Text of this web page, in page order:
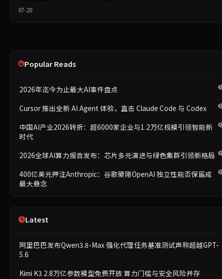
07-20
Popular Reads
2026年迄今为止最大AI事件盘点
Cursor 推出全新 AI Agent 体验，直击 Claude Code 与 Codex
中国AI产业2026转折：超6000家企业与1.2万亿规模引领智能新
时代
2026全球AI算力报告发布：芯片多元演进与绿色集群引领新格局
400亿美元押注Anthropic：谷歌硬刚OpenAI 独立性能否保留成
最大悬念
Latest
阿里巴巴发布Qwen3.8-Max 强化代理任务基准测试声称超越GPT-
5.6
Kimi K3 2.8万亿参数模型免费开放 算力门槛与安全风险并存